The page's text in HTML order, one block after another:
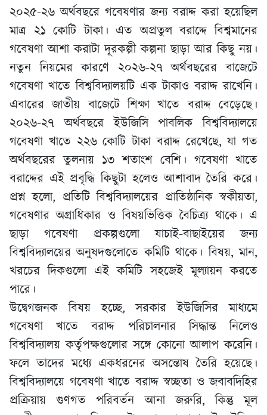
২০২৫-২৬ অর্থবছরে গবেষণার জন্য বরাদ্দ করা হয়েছিল
মাত্র ২১ কোটি টাকা। এত অপ্রতুল বরাদ্দে বিশ্বমানের
গবেষণা আশা করাটা দূরকল্পী কল্পনা ছাড়া আর কিছু নয়।
নতুন নিয়মের কারণে ২০২৬-২৭ অর্থবছরের বাজেটে
গবেষণা খাতে বিশ্ববিদ্যালয়টি এক টাকাও বরাদ্দ রাখেনি।
এবারের জাতীয় বাজেটে শিক্ষা খাতে বরাদ্দ বেড়েছে।
২০২৬-২৭ অর্থবছরে ইউজিসি পাবলিক বিশ্ববিদ্যালয়ে
গবেষণা খাতে ২২৬ কোটি টাকা বরাদ্দ রেখেছে, যা গত
অর্থবছরের তুলনায় ১৩ শতাংশ বেশি। গবেষণা খাতে
বরাদ্দের এই প্রবৃদ্ধি কিছুটা হলেও আশাবাদ তৈরি করে।
প্রশ্ন হলো, প্রতিটি বিশ্ববিদ্যালয়ের প্রাতিষ্ঠানিক স্বকীয়তা,
গবেষণার অগ্রাধিকার ও বিষয়ভিত্তিক বৈচিত্র্য থাকে। এ
ছাড়া গবেষণা প্রকল্পগুলো যাচাই-বাছাইয়ের জন্য
বিশ্ববিদ্যালয়ের অনুষদগুলোতে কমিটি থাকে। বিষয়, মান,
খরচের দিকগুলো এই কমিটি সহজেই মূল্যায়ন করতে
পারে।
উদ্বেগজনক বিষয় হচ্ছে, সরকার ইউজিসির মাধ্যমে
গবেষণা খাতে বরাদ্দ পরিচালনার সিদ্ধান্ত নিলেও
বিশ্ববিদ্যালয় কর্তৃপক্ষগুলোর সঙ্গে কোনো আলাপ করেনি।
ফলে তাদের মধ্যে একধরনের অসন্তোষ তৈরি হয়েছে।
বিশ্ববিদ্যালয়ে গবেষণা খাতে বরাদ্দ স্বচ্ছতা ও জবাবদিহির
প্রক্রিয়ায় গুণগত পরিবর্তন আনা জরুরি, কিন্তু মূল